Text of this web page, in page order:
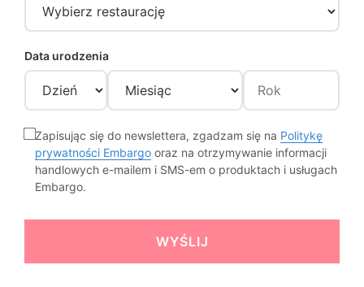
Data urodzenia
Zapisując się do newslettera, zgadzam się na Politykę
prywatności Embargo oraz na otrzymywanie informacji
handlowych e-mailem i SMS-em o produktach i usługach
Embargo.
WYŚLIJ